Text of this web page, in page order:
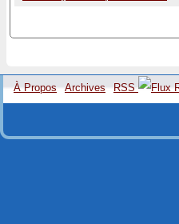
À Propos Archives RSS